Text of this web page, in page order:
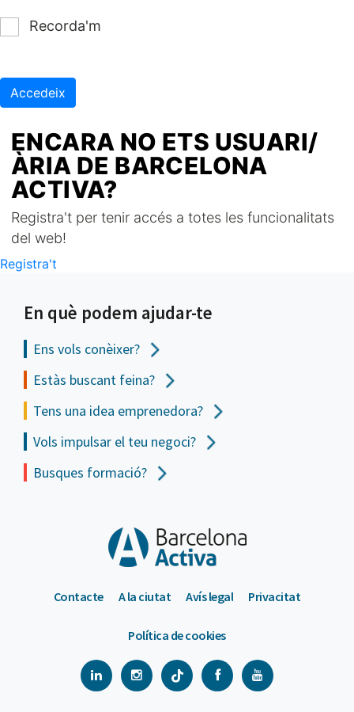
Recorda'm
Accedeix
ENCARA NO ETS USUARI/
ÀRIA DE BARCELONA
ACTIVA?
Registra't per tenir accés a totes les funcionalitats
del web!
Registra't
En què podem ajudar-te
Ens vols conèixer?
Estàs buscant feina?
Tens una idea emprenedora?
Vols impulsar el teu negoci?
Busques formació?
Contacte A la ciutat Avís legal Privacitat
Política de cookies